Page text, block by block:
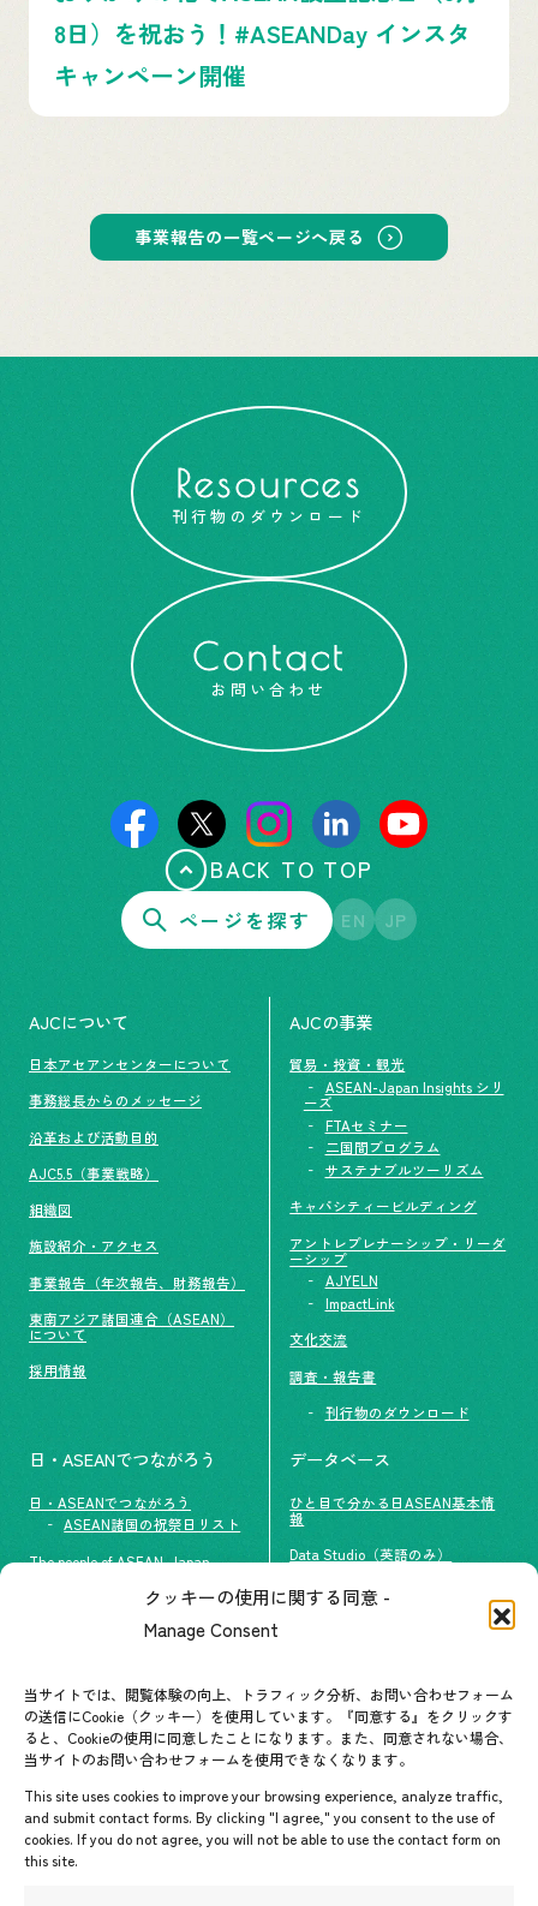
クッキーの使用に関する同意 -
Manage Consent
当サイトでは、閲覧体験の向上、トラフィック分析、お問い合わせフォーム
の送信にCookie（クッキー）を使用しています。『同意する』をクリックす
ると、Cookieの使用に同意したことになります。また、同意されない場合、
当サイトのお問い合わせフォームを使用できなくなります。
This site uses cookies to improve your browsing experience, analyze traffic,
and submit contact forms. By clicking "I agree," you consent to the use of
cookies. If you do not agree, you will not be able to use the contact form on
this site.
8日）を祝おう！#ASEANDay インスタ
キャンペーン開催
事業報告の一覧ページへ戻る
Resources
刊行物のダウンロード
Contact
お問い合わせ
BACK TO TOP
ページを探す EN JP
AJCについて
日本アセアンセンターについて
事務総長からのメッセージ
沿革および活動目的
AJC5.5（事業戦略）
組織図
施設紹介・アクセス
事業報告（年次報告、財務報告）
東南アジア諸国連合（ASEAN）
について
採用情報
AJCの事業
貿易・投資・観光
ASEAN-Japan Insights シリ
ーズ
FTAセミナー
二国間プログラム
サステナブルツーリズム
キャパシティービルディング
アントレプレナーシップ・リーダ
ーシップ
AJYELN
ImpactLink
文化交流
調査・報告書
刊行物のダウンロード
日・ASEANでつながろう
日・ASEANでつながろう
ASEAN諸国の祝祭日リスト
The people of ASEAN-Japan
グループ訪問の受け入れ
ASEANPEDIA
イベント・お知らせ
開催中・開催予定のイベント
イベント案内
データベース
ひと目で分かる日ASEAN基本情
報
Data Studio（英語のみ）
お問い合わせ先一覧